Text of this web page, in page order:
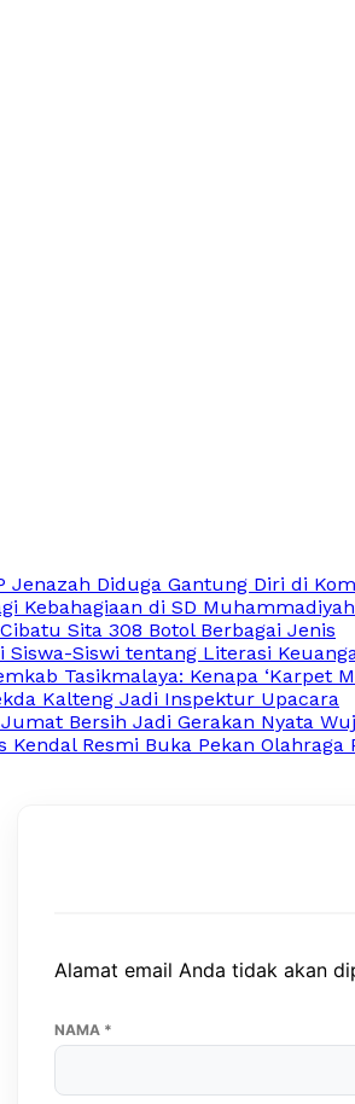
Jenazah Diduga Gantung Diri di
Kebahagiaan di SD
Sita 308 Botol Berbagai Jenis
Siswa-Siswi tentang Literasi
Tasikmalaya: Kenapa ‘Karpet
Kalteng Jadi Inspektur Upacara
Bersih Jadi Gerakan Nyata
Kendal Resmi Buka Pekan Olahraga
Alamat email Anda tidak akan
NAMA *